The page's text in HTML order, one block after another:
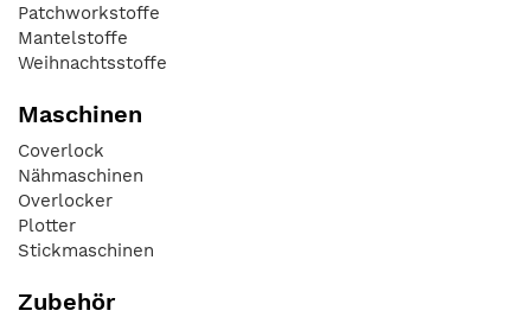
Patchworkstoffe
Mantelstoffe
Weihnachtsstoffe
Maschinen
Coverlock
Nähmaschinen
Overlocker
Plotter
Stickmaschinen
Zubehör